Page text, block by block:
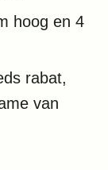
hoog en 4
rabat,
van